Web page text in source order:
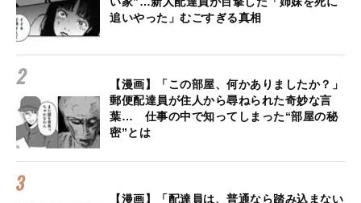
追いやった」むごすぎる真相
【漫画】「この部屋、何かありましたか？」
郵便配達員が住人から尋ねられた奇妙な言
葉… 仕事の中で知ってしまった“部屋の秘
密”とは
【漫画】「配達員は、普通なら踏み込まない